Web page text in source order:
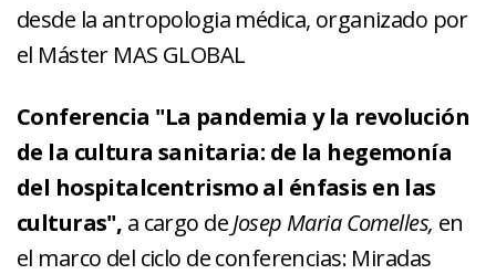
desde la antropologia médica, organizado por
el Máster MAS GLOBAL
Conferencia "La pandemia y la revolución
de la cultura sanitaria: de la hegemonía
del hospitalcentrismo al énfasis en las
culturas", a cargo deJosep Maria Comelles, en
el marco del ciclo de conferencias: Miradas